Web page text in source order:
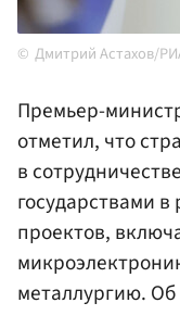
Дмитрий Астахов/
Премьер-
отметил, что
в
государствами
проектов,
металлургию.